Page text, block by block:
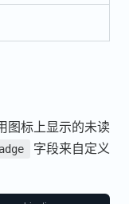
图标上显示的未读
字段来自定义